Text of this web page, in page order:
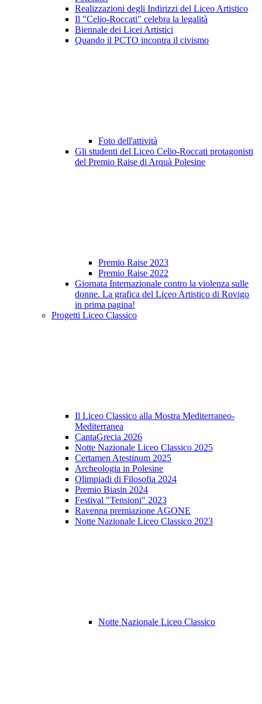
Realizzazioni degli Indirizzi del Liceo Artistico
Il "Celio-Roccati" celebra la legalità
Biennale dei Licei Artistici
Quando il PCTO incontra il civismo
Foto dell'attività
Gli studenti del Liceo Celio-Roccati protagonisti
del Premio Raise di Arquà Polesine
Premio Raise 2023
Premio Raise 2022
Giornata Internazionale contro la violenza sulle
donne. La grafica del Liceo Artistico di Rovigo
in prima pagina!
Progetti Liceo Classico
Il Liceo Classico alla Mostra Mediterraneo-
Mediterranea
CantaGrecia 2026
Notte Nazionale Liceo Classico 2025
Certamen Atestinum 2025
Archeologia in Polesine
Olimpiadi di Filosofia 2024
Premio Biasin 2024
Festival "Tensioni" 2023
Ravenna premiazione AGONE
Notte Nazionale Liceo Classico 2023
Notte Nazionale Liceo Classico